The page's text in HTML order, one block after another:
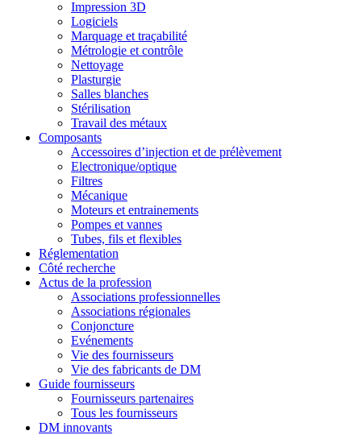
Impression 3D
Logiciels
Marquage et traçabilité
Métrologie et contrôle
Nettoyage
Plasturgie
Salles blanches
Stérilisation
Travail des métaux
Composants
Accessoires d’injection et de prélèvement
Electronique/optique
Filtres
Mécanique
Moteurs et entrainements
Pompes et vannes
Tubes, fils et flexibles
Réglementation
Côté recherche
Actus de la profession
Associations professionnelles
Associations régionales
Conjoncture
Evénements
Vie des fournisseurs
Vie des fabricants de DM
Guide fournisseurs
Fournisseurs partenaires
Tous les fournisseurs
DM innovants